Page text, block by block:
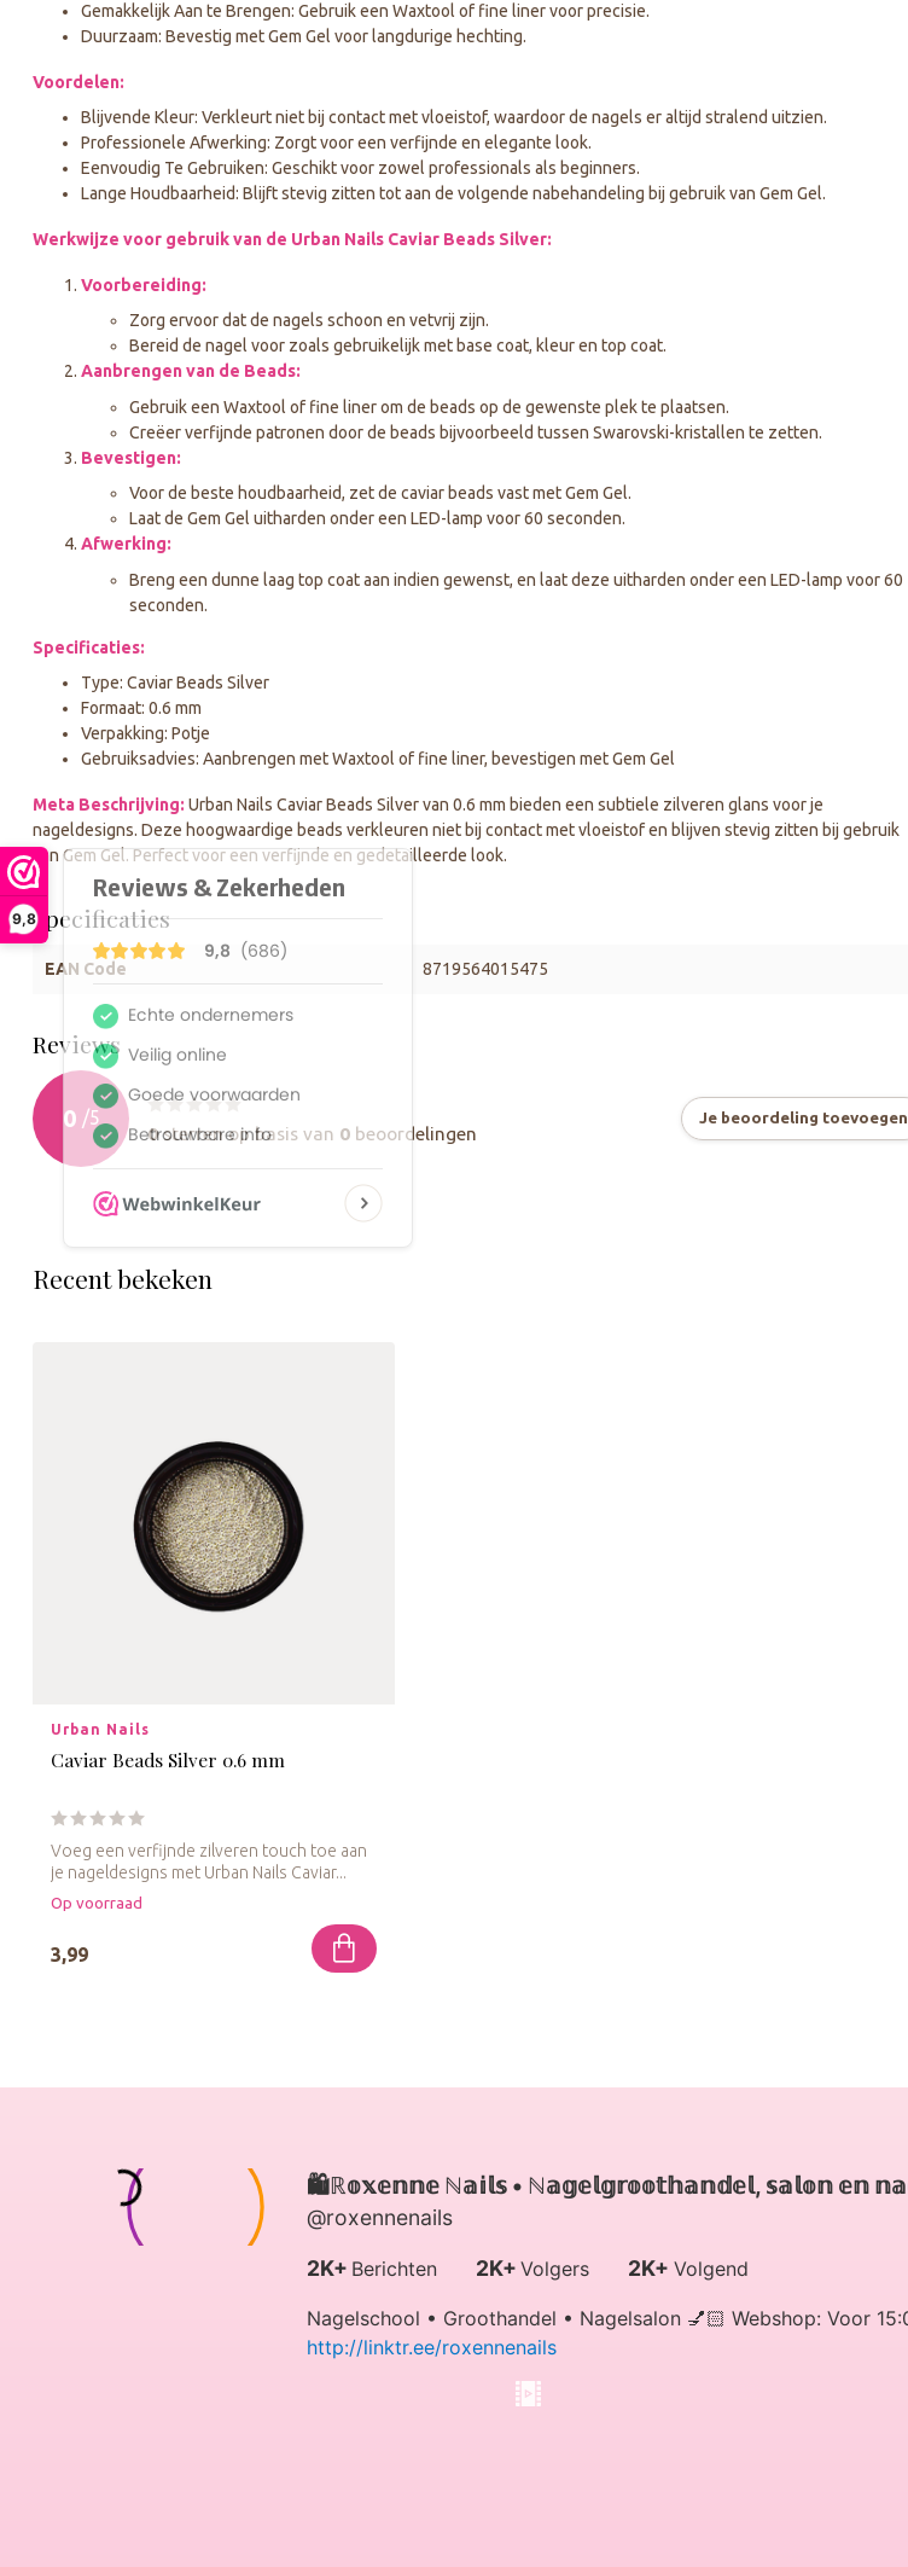
9,8
Gemakkelijk Aan te Brengen: Gebruik een Waxtool of fine liner voor precisie.
Duurzaam: Bevestig met Gem Gel voor langdurige hechting.
Voordelen:
Blijvende Kleur: Verkleurt niet bij contact met vloeistof, waardoor de nagels er altijd stralend uitzien.
Professionele Afwerking: Zorgt voor een verfijnde en elegante look.
Eenvoudig Te Gebruiken: Geschikt voor zowel professionals als beginners.
Lange Houdbaarheid: Blijft stevig zitten tot aan de volgende nabehandeling bij gebruik van Gem Gel.
Werkwijze voor gebruik van de Urban Nails Caviar Beads Silver:
Voorbereiding:
Zorg ervoor dat de nagels schoon en vetvrij zijn.
Bereid de nagel voor zoals gebruikelijk met base coat, kleur en top coat.
Aanbrengen van de Beads:
Gebruik een Waxtool of fine liner om de beads op de gewenste plek te plaatsen.
Creëer verfijnde patronen door de beads bijvoorbeeld tussen Swarovski-kristallen te zetten.
Bevestigen:
Voor de beste houdbaarheid, zet de caviar beads vast met Gem Gel.
Laat de Gem Gel uitharden onder een LED-lamp voor 60 seconden.
Afwerking:
Breng een dunne laag top coat aan indien gewenst, en laat deze uitharden onder een LED-lamp voor 60
seconden.
Specificaties:
Type: Caviar Beads Silver
Formaat: 0.6 mm
Verpakking: Potje
Gebruiksadvies: Aanbrengen met Waxtool of fine liner, bevestigen met Gem Gel
Meta Beschrijving: Urban Nails Caviar Beads Silver van 0.6 mm bieden een subtiele zilveren glans voor je
nageldesigns. Deze hoogwaardige beads verkleuren niet bij contact met vloeistof en blijven stevig zitten bij gebruik
van Gem Gel. Perfect voor een verfijnde en gedetailleerde look.
Specificaties
EAN Code 8719564015475
Reviews
0 /5
0sterren op basis van 0 beoordelingen
Je beoordeling toevoegen
Recent bekeken
Urban Nails
Caviar Beads Silver 0.6 mm
Voeg een verfijnde zilveren touch toe aan
je nageldesigns met Urban Nails Caviar...
Op voorraad
3,99